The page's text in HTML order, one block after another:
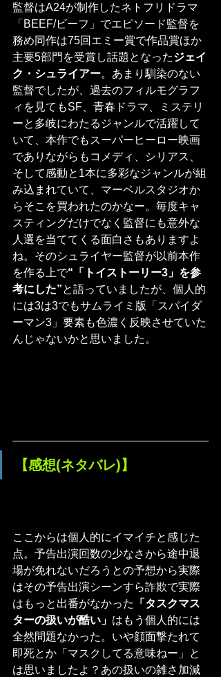
監督はA24が制作したネトフリドラマ
「BEEF/ビーフ」でエピソード監督を
務め同作は75回エミー賞で作品賞ほか
主要5部門を受賞し話題となったジェイ
ク・シュライアー。あまり馴染のない
監督でしたが、過去のフィルモグラフ
ィを見てもSF、青春ドラマ、ミステリ
ーと多岐にわたるジャンルで活躍して
いて、本作でもスーパーヒーロー映画
でありながらもコメディ、シリアス、
そして感動と1本に多彩なジャンルが組
み込まれていて、マーベルスタジオか
らそこを買われたのかなー。毎度キャ
スティングだけでなく監督にも意外な
人選を当ててくる面白さもありますよ
ね。そのシュライヤー監督が以前本作
を作る上で“「トイストーリー3」を参
考にした”と語っていましたが、個人的
には3は3でもサムライミ版「スパイダ
ーマン3」要素も色濃く反映させていた
んじゃないかと思いました。
【感想(ネタバレ)】
ここからは個人的にイマイチと感じた
点。予告出演回数の少なさから途中退
場が免れないだろうとの予想から実際
はその予告出演シーンすら詐欺で実際
はもっと出番がなかった
「タスクマス
ターの扱いが酷い」 はもう個人的には
全然問題なかった。いや顔面撃たれて
即死とか「マスクしてる意味ねー」と
は思いましたよ？あの扱いの雑さ加減